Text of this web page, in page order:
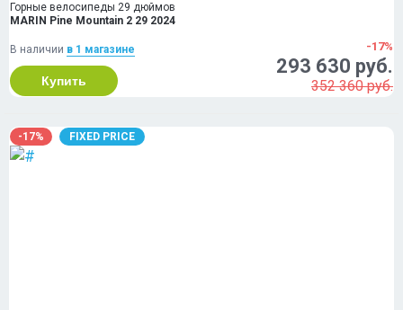
Горные велосипеды 29 дюймов
MARIN Pine Mountain 2 29 2024
В наличии в 1 магазинe
Купить
-17%
293 630 руб.
352 360 руб.
-17% FIXED PRICE